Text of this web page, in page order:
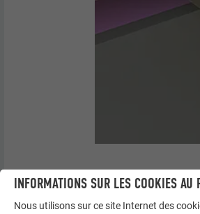
Raccordement
INFORMATIONS SUR LES COOKIES AU
Nous utilisons sur ce site Internet des